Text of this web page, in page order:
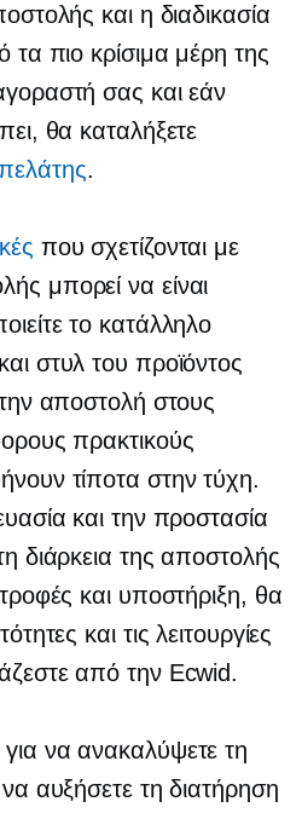
και η διαδικασία
τα πιο κρίσιμα μέρη της
σας και εάν
θα καταλήξετε
.
που σχετίζονται με
μπορεί να είναι
το κατάλληλο
στυλ του προϊόντος
αποστολή στους
πρακτικούς
τίποτα στην τύχη.
και την προστασία
διάρκεια της αποστολής
και υποστήριξη, θα
και τις λειτουργίες
από την Ecwid.
να ανακαλύψετε τη
αυξήσετε τη διατήρηση